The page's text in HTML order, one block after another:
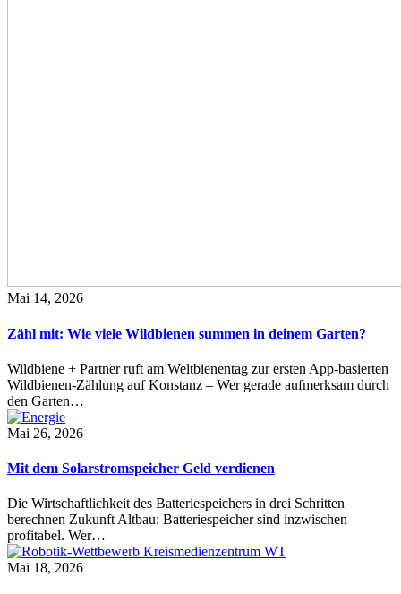
Mai 14, 2026
Zähl mit: Wie viele Wildbienen summen in deinem Garten?
Wildbiene + Partner ruft am Weltbienentag zur ersten App-basierten
Wildbienen-Zählung auf Konstanz – Wer gerade aufmerksam durch
den Garten…
Mai 26, 2026
Mit dem Solarstromspeicher Geld verdienen
Die Wirtschaftlichkeit des Batteriespeichers in drei Schritten
berechnen Zukunft Altbau: Batteriespeicher sind inzwischen
profitabel. Wer…
Mai 18, 2026